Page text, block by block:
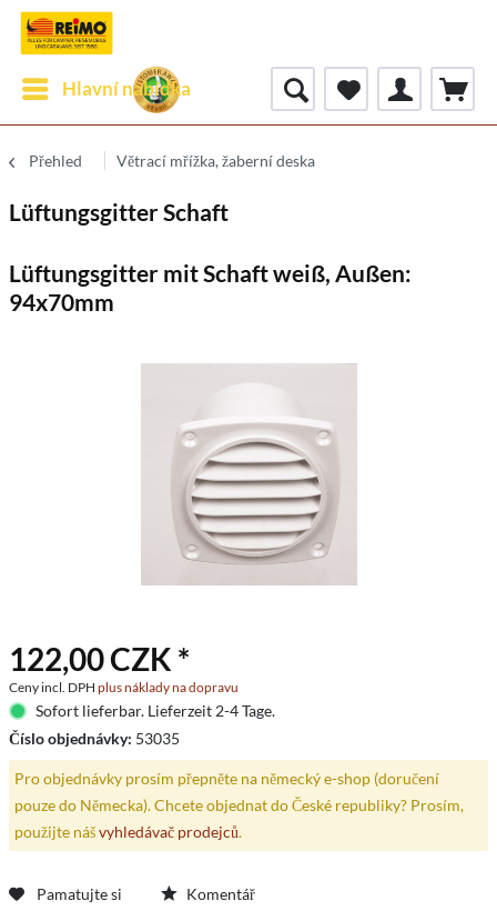
Hlavní nabídka
Přehled Větrací mřížka, žaberní deska
Lüftungsgitter Schaft
Lüftungsgitter mit Schaft weiß, Außen:
94x70mm
122,00 CZK *
Ceny incl. DPH plus náklady na dopravu
Sofort lieferbar. Lieferzeit 2-4 Tage.
Číslo objednávky: 53035
Pro objednávky prosím přepněte na německý e-shop (doručení
pouze do Německa). Chcete objednat do České republiky? Prosím,
použijte nášvyhledávač prodejců.
Pamatujte si Komentář